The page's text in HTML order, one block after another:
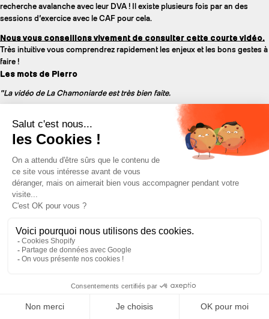
recherche avalanche avec leur DVA ! Il existe plusieurs fois par an des
sessions d’exercice avec le CAF pour cela.
Nous vous conseillons vivement de consulter cette courte vidéo.
Très intuitive vous comprendrez rapidement les enjeux et les bons gestes à
faire !
Les mots de Pierro
"La vidéo de La Chamoniarde est très bien faite.
L'entraînement à la recherche DVA doit se pratiquer régulièrement et tout
au long de la saison hivernale pour connaître son appareil et être efficace le
jour J.
Au niveau de l’organisation lors d’une avalanche voici ce que je peux vous
Les personnes totalement ensevelies doivent être sorties le plus
rapidement possible. Il faut effectivement alerter les secours mais ce qui
reste le plus urgent c’est de sortir la ou les personnes ensevelies.
Dans cette situation, le leader sortira naturellement. Attention à la perte de
temps inutile. Faire la recherche DVA. Regarder et tirer sur les indices de
surface. Une fois la ou les personne(s) retrouvée(s), appliquer les premiers
nouveaux DVA basculent automatiquement en émission si vous vous faites